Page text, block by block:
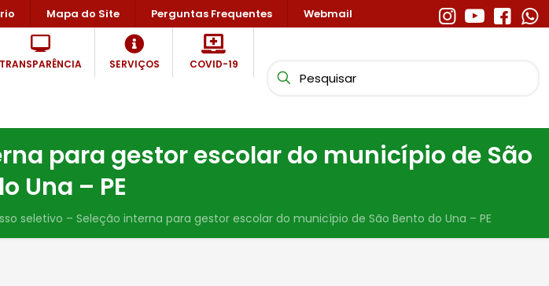
Mapa do Site Perguntas Frequentes Webmail
TRANSPARÊNCIA SERVIÇOS COVID-19
para gestor escolar do município de São
Una – PE
seletivo – Seleção interna para gestor escolar do município de São Bento do Una – PE